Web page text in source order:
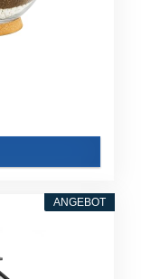
ANGEBOT